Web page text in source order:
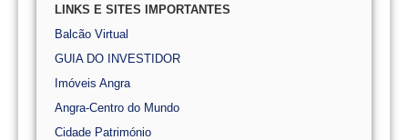
LINKS E SITES IMPORTANTES
Balcão Virtual
GUIA DO INVESTIDOR
Imóveis Angra
Angra-Centro do Mundo
Cidade Património